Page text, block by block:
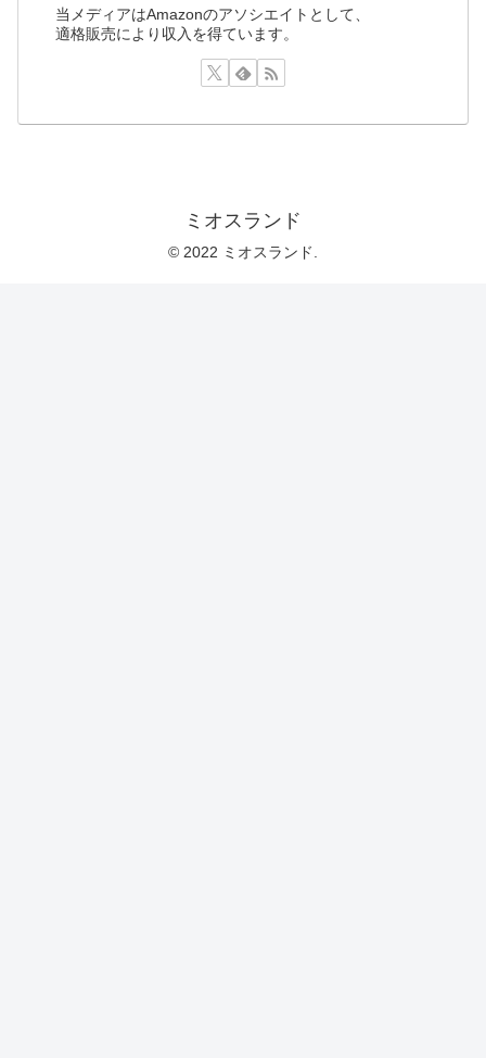
当メディアはAmazonのアソシエイトとして、
適格販売により収入を得ています。
ミオスランド
© 2022 ミオスランド.